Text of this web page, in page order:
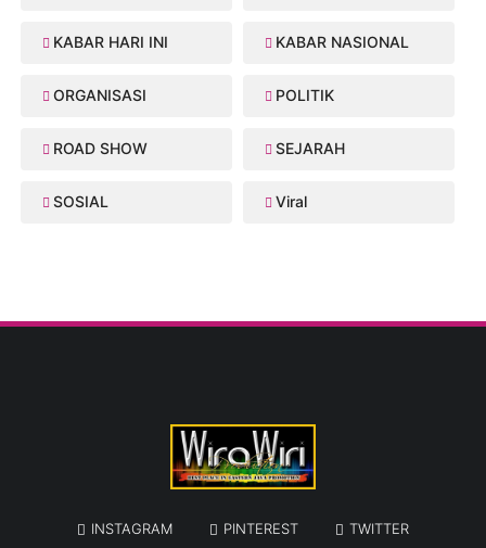
KABAR HARI INI KABAR NASIONAL
ORGANISASI POLITIK
ROAD SHOW SEJARAH
SOSIAL Viral
INSTAGRAM PINTEREST
TWITTER